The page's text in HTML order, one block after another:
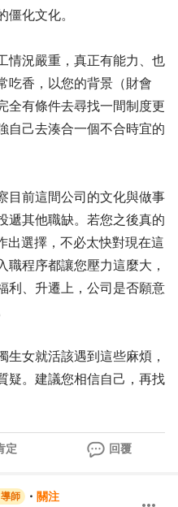
僵化文化。
情況嚴重，真正有能力、也
吃香，以您的背景（財會
全有條件去尋找一間制度更
自己去湊合一個不合時宜的
目前這間公司的文化與做事
遞其他職缺。若您之後真的
出選擇，不必太快對現在這
職程序都讓您壓力這麼大，
利、升遷上，公司是否願意
生女就活該遇到這些麻煩，
疑。建議您相信自己，再找
定 回覆
師 ・ 關注